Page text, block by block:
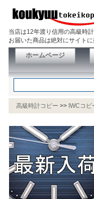
当店は12年渡り信用の高級時
お届いた商品は絶対にサイト
ホームページ
高級時計コピー >> IWCコピ